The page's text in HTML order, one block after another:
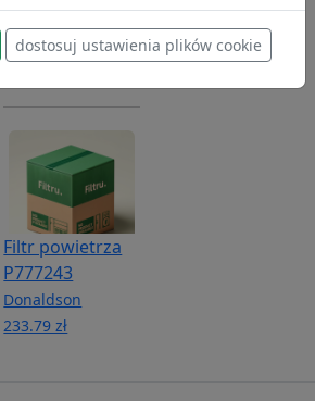
P771508
Donaldson
152.4 zł
P776696
Donaldson
114.49 zł
Filtr powietrza
P777243
Donaldson
233.79 zł
dostosuj ustawienia plików cookie